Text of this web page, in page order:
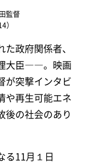
監督
）
政府関係者、
大臣――。映画
が突撃インタビ
や再生可能エネ
後の社会のあり
る11月１日